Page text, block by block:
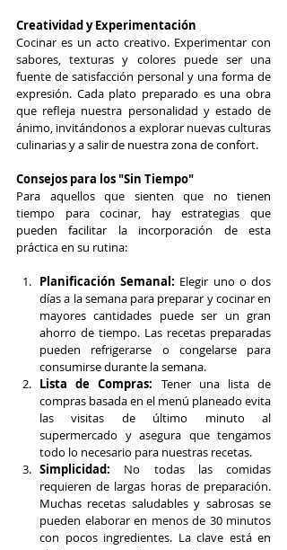
Creatividad y Experimentación
Cocinar es un acto creativo. Experimentar con
sabores, texturas y colores puede ser una
fuente de satisfacción personal y una forma de
expresión. Cada plato preparado es una obra
que refleja nuestra personalidad y estado de
ánimo, invitándonos a explorar nuevas culturas
culinarias y a salir de nuestra zona de confort.
Consejos para los "Sin Tiempo"
Para aquellos que sienten que no tienen
tiempo para cocinar, hay estrategias que
pueden facilitar la incorporación de esta
práctica en su rutina:
Planificación Semanal: Elegir uno o dos
días a la semana para preparar y cocinar en
mayores cantidades puede ser un gran
ahorro de tiempo. Las recetas preparadas
pueden refrigerarse o congelarse para
consumirse durante la semana.
Lista de Compras: Tener una lista de
compras basada en el menú planeado evita
las visitas de último minuto al
supermercado y asegura que tengamos
todo lo necesario para nuestras recetas.
Simplicidad: No todas las comidas
requieren de largas horas de preparación.
Muchas recetas saludables y sabrosas se
pueden elaborar en menos de 30 minutos
con pocos ingredientes. La clave está en